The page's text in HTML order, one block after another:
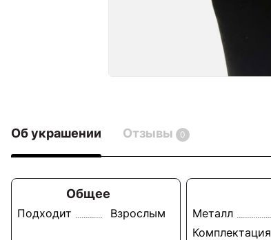
Об украшении Отзывы 0
Общее
Подходит Взрослым Металл
Комплектация